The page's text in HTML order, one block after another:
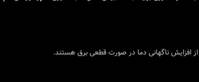
از افزایش ناگهانی دما در صورت قطعی برق هستند.